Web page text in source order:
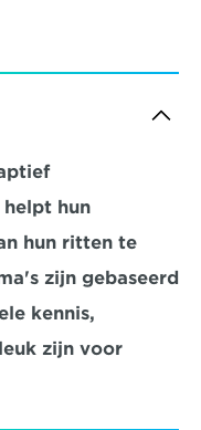
hun
hun ritten te
zijn gebaseerd
kennis,
zijn voor